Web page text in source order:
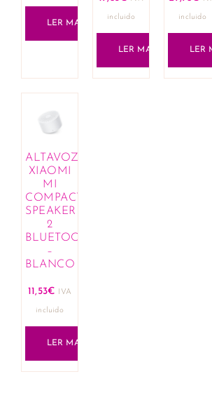
LER MAIS
incluido
LER MAIS
incluido
LER
ALTAVOZ
XIAOMI
MI
COMPACT
SPEAKER
2
BLUETOOTH
–
BLANCO
11,53€ IVA
incluido
LER MAIS